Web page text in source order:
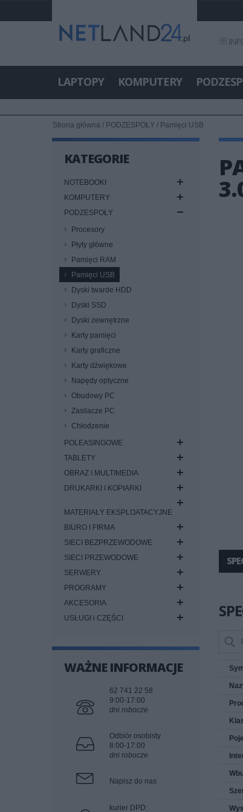
LAPTOPY KOMPUTERY
Strona główna / PODZESPOŁY / Pamięci USB
KATEGORIE
NOTEBOOKI
KOMPUTERY
PODZESPOŁY
Procesory
Płyty główne
Pamięci RAM
Pamięci USB
Dyski twarde HDD
Dyski SSD
Dyski zewnętrzne
Karty pamięci
Karty graficzne
Karty dźwiękowe
Napędy optyczne
Obudowy PC
Zasilacze PC
Chłodzenie
POLEASINGOWE
TABLETY
OBRAZ I MULTIMEDIA
DRUKARKI I KOPIARKI
MATERIAŁY EKSPLOATACYJNE
BIURO I FIRMA
SIECI BEZPRZEWODOWE
SIECI PRZEWODOWE
SERWERY
PROGRAMY
AKCESORIA
USŁUGI i CZĘŚCI
WAŻNE INFORMACJE
62 741 22 58
9:00-17:00
dni robocze
Odbiór osobisty
8:00-17:00
dni robocze
Napisz do nas
kurier DPD: